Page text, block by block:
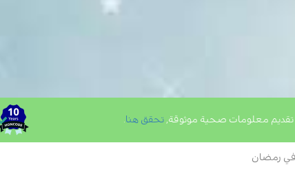
معلومات صحية موثوقة, تحقق هنا.
رمضان